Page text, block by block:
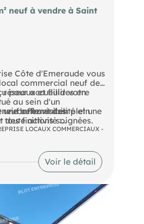
neuf à vendre à Saint
Côte d'Emeraude vous
commercial neuf de
pour accueillir votre
au sein d'un
offrant des
des finitions soignées.
et fluides en
belle visibilité et une
: passage de 40 000
en plein
toute activité :
paramédicale,
LOCAUX COMMERCIAUX -
Voir le détail